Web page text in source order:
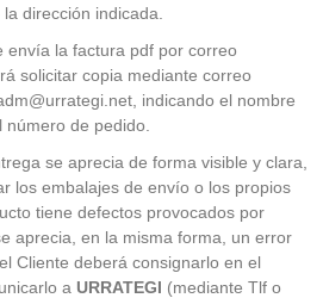
dirección indicada.
envía la factura pdf por correo
solicitar copia mediante correo
indicando el nombre
de pedido.
se aprecia de forma visible y clara,
los embalajes de envío o los propios
tiene defectos provocados por
aprecia, en la misma forma, un error
Cliente deberá consignarlo en el
a URRATEGI (mediante Tlf o